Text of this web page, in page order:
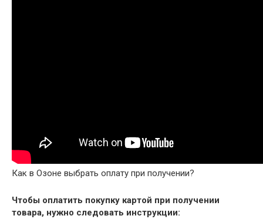
Как в Озоне выбрать оплату при получении?
Чтобы оплатить покупку картой при получении
товара, нужно следовать инструкции: